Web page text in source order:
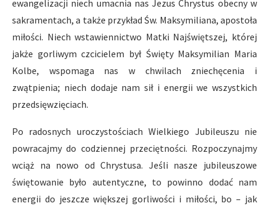
ewangelizacji niech umacnia nas Jezus Chrystus obecny w
sakramentach, a także przykład Św. Maksymiliana, apostoła
miłości. Niech wstawiennictwo Matki Najświętszej, której
jakże gorliwym czcicielem był Święty Maksymilian Maria
Kolbe, wspomaga nas w chwilach zniechęcenia i
zwątpienia; niech dodaje nam sił i energii we wszystkich
przedsięwzięciach.
Po radosnych uroczystościach Wielkiego Jubileuszu nie
powracajmy do codziennej przeciętności. Rozpoczynajmy
wciąż na nowo od Chrystusa. Jeśli nasze jubileuszowe
świętowanie było autentyczne, to powinno dodać nam
energii do jeszcze większej gorliwości i miłości, bo – jak